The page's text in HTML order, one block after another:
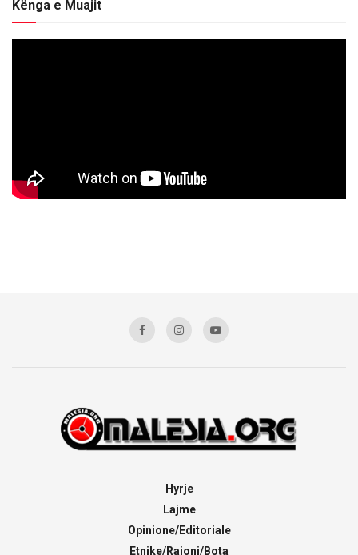
Kënga e Muajit
Hyrje
Lajme
Opinione/Editoriale
Etnike/Rajoni/Bota